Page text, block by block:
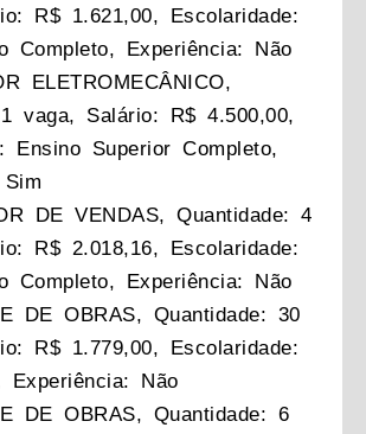
R$ 1.621,00, Escolaridade:
Completo, Experiência: Não
ELETROMECÂNICO,
vaga, Salário: R$ 4.500,00,
Ensino Superior Completo,
DE VENDAS, Quantidade: 4
R$ 2.018,16, Escolaridade:
Completo, Experiência: Não
DE OBRAS, Quantidade: 30
R$ 1.779,00, Escolaridade:
Experiência: Não
DE OBRAS, Quantidade: 6